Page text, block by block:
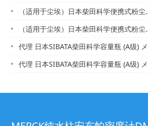
（适用于尘埃）日本柴田科学便携式粉尘采样仪HV-500R 销售
（适用于尘埃）日本柴田科学便携式粉尘采样仪HV-500R 销售
代理 日本SIBATA柴田科学容量瓶 (A级) メスフラスコFLASK VOLU...
代理 日本SIBATA柴田科学容量瓶 (A级) メスフラスコFLASK VOLU...